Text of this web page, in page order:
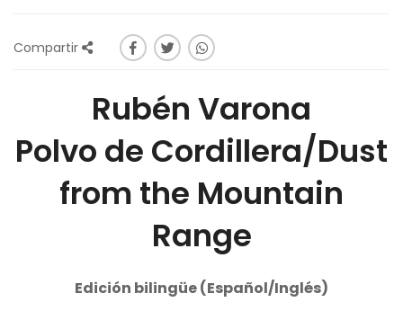
Compartir
Rubén Varona
Polvo de Cordillera/Dust
from the Mountain
Range
Edición bilingüe (Español/Inglés)